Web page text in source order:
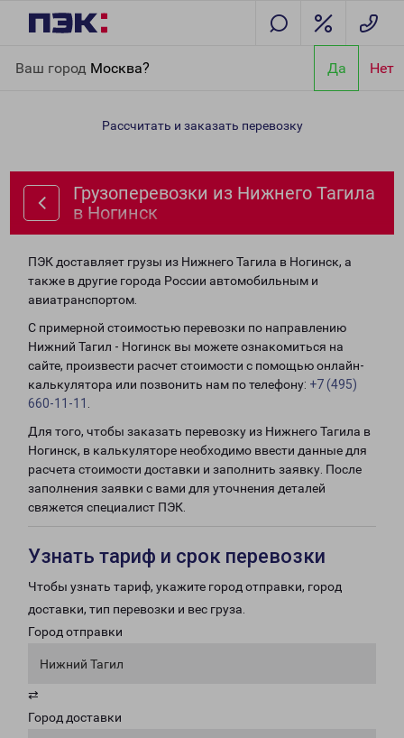
Ваш город Москва? Да Нет
Ногинск
Рассчитать и заказать перевозку
Грузоперевозки из Нижнего Тагила
в Ногинск
ПЭК доставляет грузы из Нижнего Тагила в Ногинск, а
также в другие города России автомобильным и
авиатранспортом.
С примерной стоимостью перевозки по направлению
Нижний Тагил - Ногинск вы можете ознакомиться на
сайте, произвести расчет стоимости с помощью онлайн-
калькулятора или позвонить нам по телефону: +7 (495)
660-11-11
Для того, чтобы заказать перевозку из Нижнего Тагила в
Ногинск, в калькуляторе необходимо ввести данные для
расчета стоимости доставки и заполнить заявку. После
заполнения заявки с вами для уточнения деталей
свяжется специалист ПЭК.
Узнать тариф и срок перевозки
Чтобы узнать тариф, укажите город отправки, город
доставки, тип перевозки и вес груза.
Город отправки
Нижний Тагил
⇄
Город доставки